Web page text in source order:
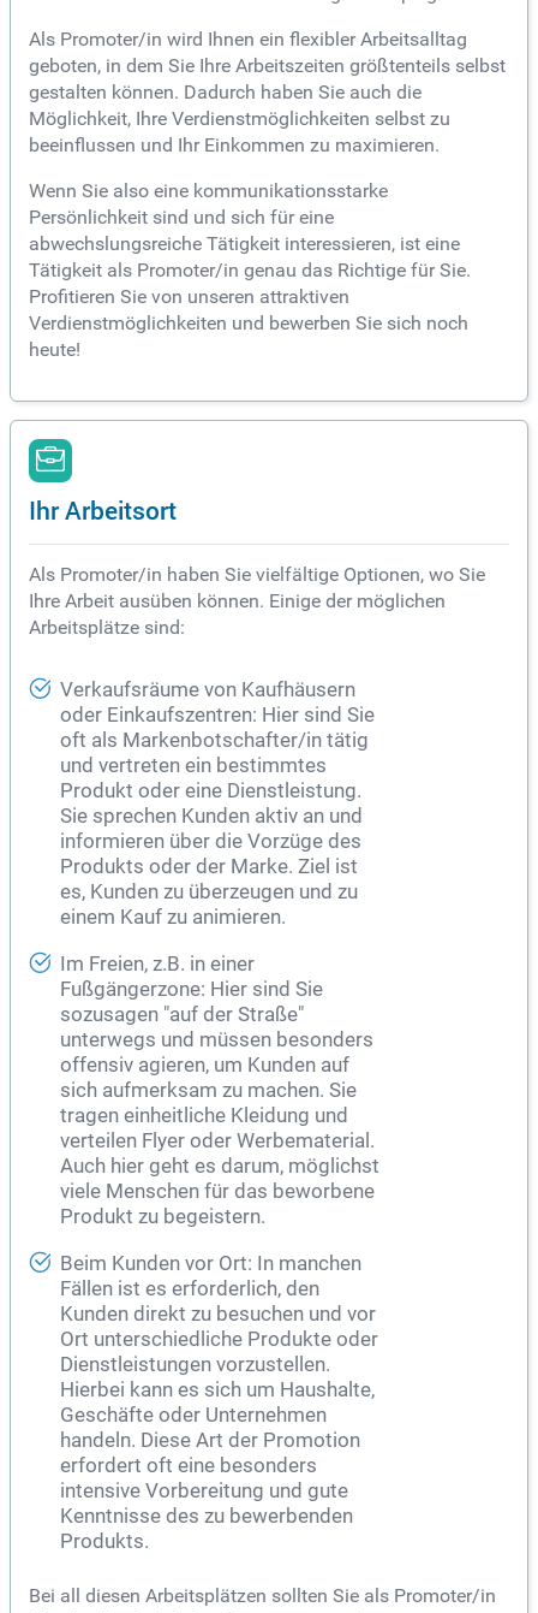
Als Promoter/in wird Ihnen ein flexibler Arbeitsalltag
geboten, in dem Sie Ihre Arbeitszeiten größtenteils selbst
gestalten können. Dadurch haben Sie auch die
Möglichkeit, Ihre Verdienstmöglichkeiten selbst zu
beeinflussen und Ihr Einkommen zu maximieren.
Wenn Sie also eine kommunikationsstarke
Persönlichkeit sind und sich für eine
abwechslungsreiche Tätigkeit interessieren, ist eine
Tätigkeit als Promoter/in genau das Richtige für Sie.
Profitieren Sie von unseren attraktiven
Verdienstmöglichkeiten und bewerben Sie sich noch
heute!
Ihr Arbeitsort
Als Promoter/in haben Sie vielfältige Optionen, wo Sie
Ihre Arbeit ausüben können. Einige der möglichen
Arbeitsplätze sind:
Verkaufsräume von Kaufhäusern
oder Einkaufszentren: Hier sind Sie
oft als Markenbotschafter/in tätig
und vertreten ein bestimmtes
Produkt oder eine Dienstleistung.
Sie sprechen Kunden aktiv an und
informieren über die Vorzüge des
Produkts oder der Marke. Ziel ist
es, Kunden zu überzeugen und zu
einem Kauf zu animieren.
Im Freien, z.B. in einer
Fußgängerzone: Hier sind Sie
sozusagen "auf der Straße"
unterwegs und müssen besonders
offensiv agieren, um Kunden auf
sich aufmerksam zu machen. Sie
tragen einheitliche Kleidung und
verteilen Flyer oder Werbematerial.
Auch hier geht es darum, möglichst
viele Menschen für das beworbene
Produkt zu begeistern.
Beim Kunden vor Ort: In manchen
Fällen ist es erforderlich, den
Kunden direkt zu besuchen und vor
Ort unterschiedliche Produkte oder
Dienstleistungen vorzustellen.
Hierbei kann es sich um Haushalte,
Geschäfte oder Unternehmen
handeln. Diese Art der Promotion
erfordert oft eine besonders
intensive Vorbereitung und gute
Kenntnisse des zu bewerbenden
Produkts.
Bei all diesen Arbeitsplätzen sollten Sie als Promoter/in